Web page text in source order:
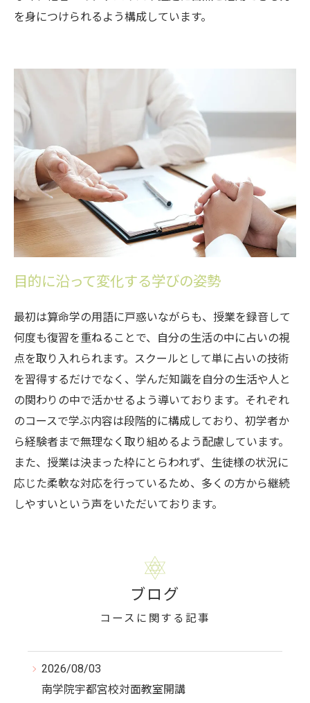
を身につけられるよう構成しています。
目的に沿って変化する学びの姿勢
最初は算命学の用語に戸惑いながらも、授業を録音して
何度も復習を重ねることで、自分の生活の中に占いの視
点を取り入れられます。スクールとして単に占いの技術
を習得するだけでなく、学んだ知識を自分の生活や人と
の関わりの中で活かせるよう導いております。それぞれ
のコースで学ぶ内容は段階的に構成しており、初学者か
ら経験者まで無理なく取り組めるよう配慮しています。
また、授業は決まった枠にとらわれず、生徒様の状況に
応じた柔軟な対応を行っているため、多くの方から継続
しやすいという声をいただいております。
ブログ
コースに関する記事
2026/08/03
南学院宇都宮校対面教室開講